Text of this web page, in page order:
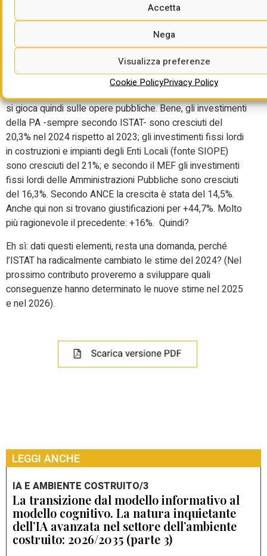
Accetta
Nega
Visualizza preferenze
Cookie PolicyPrivacy Policy
Per quanto riguarda la nuova stima del mercato dell’edilizia
non residenziale e delle opere pubbliche è vero che è
fortemente cresciuto nel 2024, ma del 44,7% rispetto al
2023? Ora secondo la stessa ISTAT i volumi dei nuovi
edifici non residenziali (pubblici e privati) per i quali sono
state ritirate le concessioni, sono cresciuti del 2,8% nel
2022, dello 0,8% nel 2023 e dell’1,3% nel 2024. La partita
si gioca quindi sulle opere pubbliche. Bene, gli investimenti
della PA -sempre secondo ISTAT- sono cresciuti del
20,3% nel 2024 rispetto al 2023; gli investimenti fissi lordi
in costruzioni e impianti degli Enti Locali (fonte SIOPE)
sono cresciuti del 21%; e secondo il MEF gli investimenti
fissi lordi delle Amministrazioni Pubbliche sono cresciuti
del 16,3%. Secondo ANCE la crescita è stata del 14,5%.
Anche qui non si trovano giustificazioni per +44,7%. Molto
più ragionevole il precedente: +16%. Quindi?
Eh sì: dati questi elementi, resta una domanda, perché
l’ISTAT ha radicalmente cambiato le stime del 2024? (Nel
prossimo contributo proveremo a sviluppare quali
conseguenze hanno determinato le nuove stime nel 2025
e nel 2026).
LEGGI ANCHE
IA E AMBIENTE COSTRUITO/3
La transizione dal modello informativo al
modello cognitivo. La natura inquietante
dell’IA avanzata nel settore dell’ambiente
costruito: 2026/2035 (parte 3)